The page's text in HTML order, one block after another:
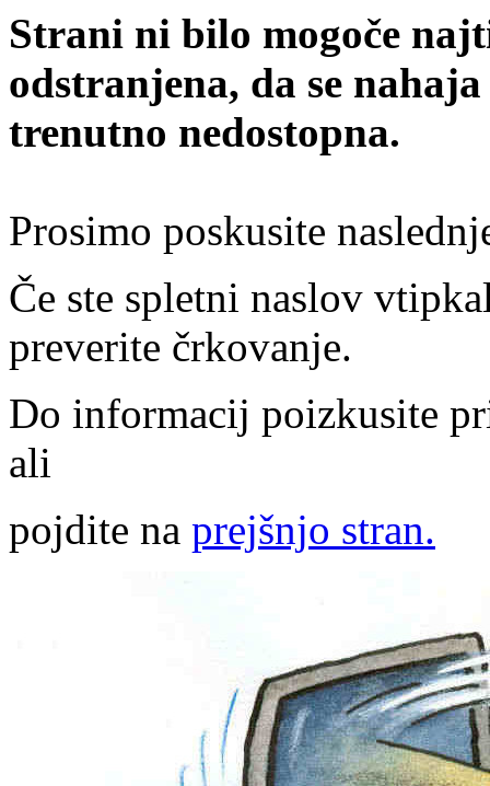
Strani ni bilo mogoče
odstranjena, da se
trenutno nedostopna.
Prosimo poskusite
Če ste spletni naslov
preverite črkovanje.
Do informacij poizkusite
ali
pojdite na prejšnjo stran.